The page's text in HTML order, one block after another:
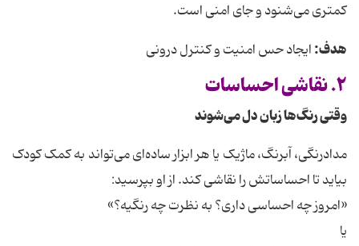
کمتری می‌شنود و جای امنی است.
هدف:ایجاد حس امنیت و کنترل درونی
۲. نقاشی احساسات
وقتی رنگ‌ها زبان دل می‌شوند
مدادرنگی، آبرنگ، ماژیک یا هر ابزار ساده‌ای می‌تواند به کمک کودک
بیاید تا احساساتش را نقاشی کند. از او بپرسید:
«امروز چه احساسی داری؟ به نظرت چه رنگیه؟»
یا